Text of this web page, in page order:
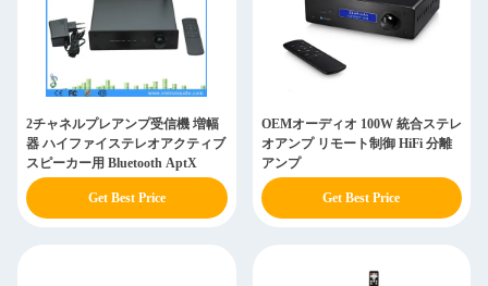
2チャネルプレアンプ受信機 増幅
器 ハイファイステレオアクティブ
スピーカー用 Bluetooth AptX
Get Best Price
OEMオーディオ 100W 統合ステレ
オアンプ リモート制御 HiFi 分離
アンプ
Get Best Price